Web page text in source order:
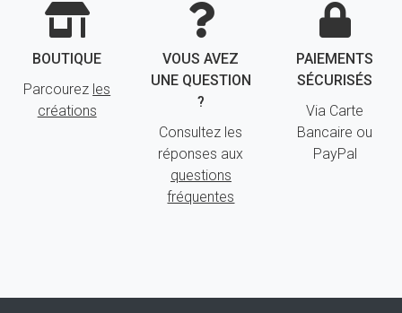
BOUTIQUE
Parcourez les
créations
VOUS AVEZ
UNE QUESTION
?
Consultez les
réponses aux
questions
fréquentes
PAIEMENTS
SÉCURISÉS
Via Carte
Bancaire ou
PayPal